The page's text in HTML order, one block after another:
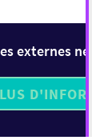
externes